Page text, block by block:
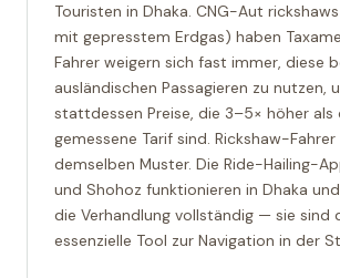
Touristen in Dhaka. CNG-Aut rickshaws
mit gepresstem Erdgas) haben
Fahrer weigern sich fast immer, diese
ausländischen Passagieren zu nutzen,
stattdessen Preise, die 3–5× höher als
gemessene Tarif sind. Rickshaw-
demselben Muster. Die Ride-Hailing-
und Shohoz funktionieren in Dhaka und
die Verhandlung vollständig — sie sind
essenzielle Tool zur Navigation in der